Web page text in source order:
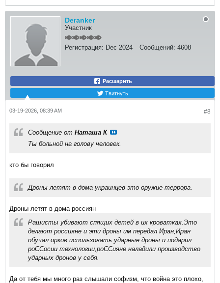
Deranker
Участник
Регистрация: Dec 2024 Сообщений: 4608
Расшарить
Твитнуть
#8
03-19-2026, 08:39 AM
Сообщение от Наташа К
Ты больной на голову человек.
кто бы говорил
Дроны летят в дома украинцев это оружие террора.
Дроны летят в дома россиян
Рашисты убивают спящих детей в их кроватках.Это
делают россияне и эти дроны им передал Иран,Иран
обучал орков использовать ударные дроны и подарил
роССосии технологии,роССияне наладили производство
ударных дронов у себя.
Да от тебя мы много раз слышали софизм, что война это плохо,